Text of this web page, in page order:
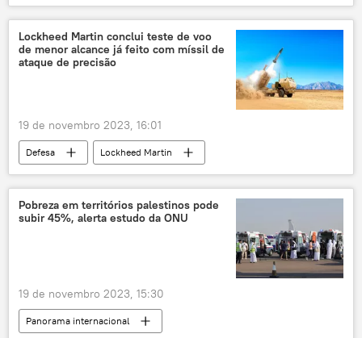
Oriente Médio e África
Josep Borrell
Israel
Catar Hamas
Gaza
Telegram
Forças de Defesa de Israel (FDI)
Lockheed Martin conclui teste de voo
de menor alcance já feito com míssil de
ataque de precisão
19 de novembro 2023, 16:01
Defesa
Lockheed Martin
Exército dos EUA
Himars
Novo México
teste
teste de mísseis
mísseis
Pobreza em territórios palestinos pode
subir 45%, alerta estudo da ONU
19 de novembro 2023, 15:30
Panorama internacional